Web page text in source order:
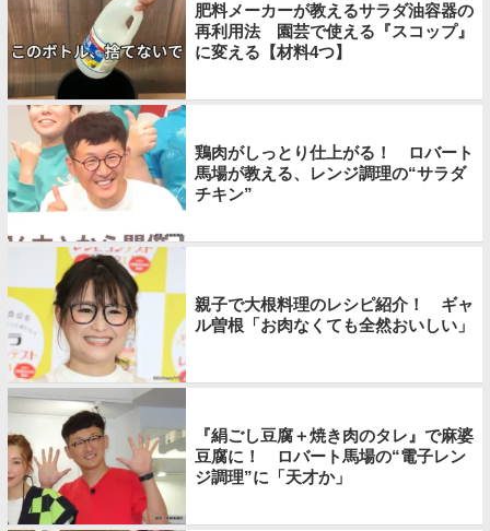
肥料メーカーが教えるサラダ油容器の
再利用法 園芸で使える『スコップ』
に変える【材料4つ】
鶏肉がしっとり仕上がる！ ロバート
馬場が教える、レンジ調理の“サラダ
チキン”
親子で大根料理のレシピ紹介！ ギャ
ル曽根「お肉なくても全然おいしい」
『絹ごし豆腐＋焼き肉のタレ』で麻婆
豆腐に！ ロバート馬場の“電子レン
ジ調理”に「天才か」